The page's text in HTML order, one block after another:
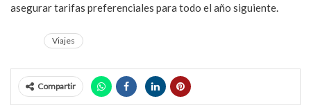
asegurar tarifas preferenciales para todo el año siguiente.
Viajes
Compartir